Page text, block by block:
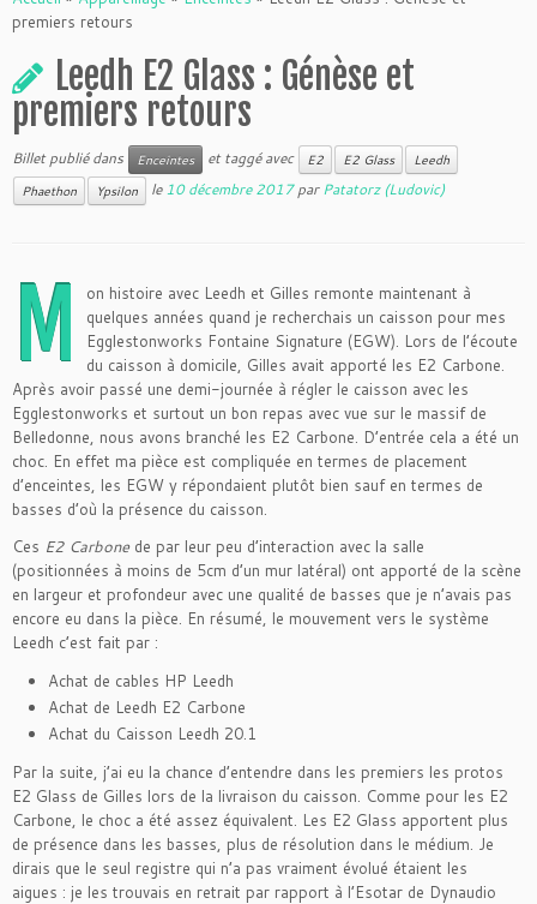
premiers retours
Leedh E2 Glass : Génèse et
premiers retours
Billet publié dans Enceintes et taggé avec E2 E2 Glass
Leedh
Phaethon
Ypsilon le10 décembre 2017 parPatatorz (Ludovic)
M
on histoire avec Leedh et Gilles remonte maintenant à
quelques années quand je recherchais un caisson pour mes
Egglestonworks Fontaine Signature (EGW). Lors de l’écoute
du caisson à domicile, Gilles avait apporté les E2 Carbone.
Après avoir passé une demi-journée à régler le caisson avec les
Egglestonworks et surtout un bon repas avec vue sur le massif de
Belledonne, nous avons branché les E2 Carbone. D’entrée cela a été un
choc. En effet ma pièce est compliquée en termes de placement
d’enceintes, les EGW y répondaient plutôt bien sauf en termes de
basses d’où la présence du caisson.
Ces E2 Carbonede par leur peu d’interaction avec la salle
(positionnées à moins de 5cm d’un mur latéral) ont apporté de la scène
en largeur et profondeur avec une qualité de basses que je n’avais pas
encore eu dans la pièce. En résumé, le mouvement vers le système
Leedh c’est fait par :
Achat de cables HP Leedh
Achat de Leedh E2 Carbone
Achat du Caisson Leedh 20.1
Par la suite, j’ai eu la chance d’entendre dans les premiers les protos
E2 Glass de Gilles lors de la livraison du caisson. Comme pour les E2
Carbone, le choc a été assez équivalent. Les E2 Glass apportent plus
de présence dans les basses, plus de résolution dans le médium. Je
dirais que le seul registre qui n’a pas vraiment évolué étaient les
aigues : je les trouvais en retrait par rapport à l’Esotar de Dynaudio